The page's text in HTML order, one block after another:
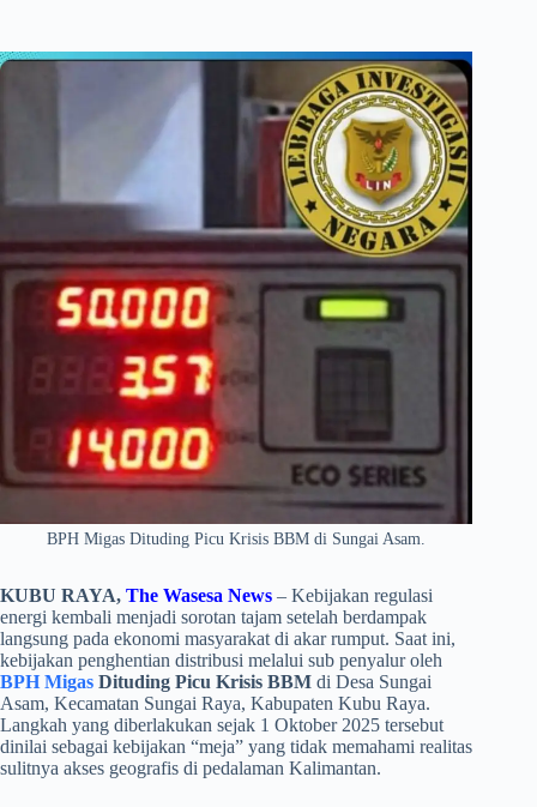
BPH Migas Dituding Picu Krisis BBM di Sungai Asam.
KUBU RAYA, The Wasesa News – Kebijakan regulasi
energi kembali menjadi sorotan tajam setelah berdampak
langsung pada ekonomi masyarakat di akar rumput. Saat ini,
kebijakan penghentian distribusi melalui sub penyalur oleh
BPH Migas Dituding Picu Krisis BBM di Desa Sungai
Asam, Kecamatan Sungai Raya, Kabupaten Kubu Raya.
Langkah yang diberlakukan sejak 1 Oktober 2025 tersebut
dinilai sebagai kebijakan “meja” yang tidak memahami realitas
sulitnya akses geografis di pedalaman Kalimantan.